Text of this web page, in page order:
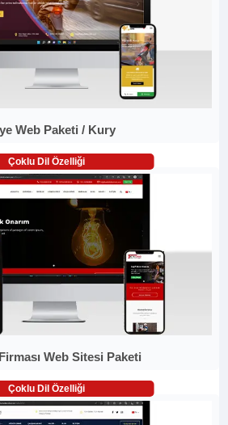
Web Paketi / Kury
Çoklu Dil Özelliği
Web Sitesi Paketi
Çoklu Dil Özelliği